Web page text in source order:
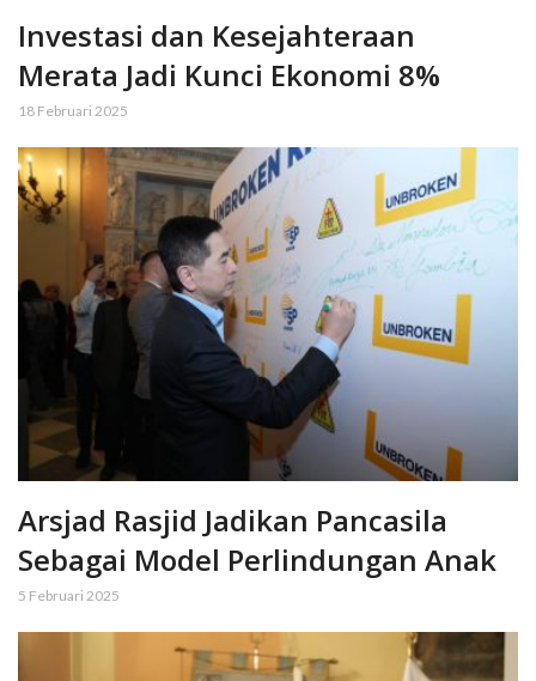
Investasi dan Kesejahteraan
Merata Jadi Kunci Ekonomi 8%
18 Februari 2025
Arsjad Rasjid Jadikan Pancasila
Sebagai Model Perlindungan Anak
5 Februari 2025